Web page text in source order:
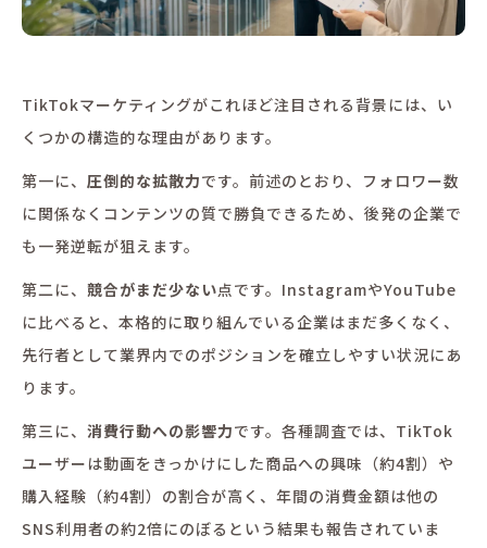
TikTokマーケティングがこれほど注目される背景には、い
くつかの構造的な理由があります。
第一に、 圧倒的な拡散力です。前述のとおり、フォロワー数
に関係なくコンテンツの質で勝負できるため、後発の企業で
も一発逆転が狙えます。
第二に、 競合がまだ少ない点です。InstagramやYouTube
に比べると、本格的に取り組んでいる企業はまだ多くなく、
先行者として業界内でのポジションを確立しやすい状況にあ
ります。
第三に、 消費行動への影響力です。各種調査では、TikTok
ユーザーは動画をきっかけにした商品への興味（約4割）や
購入経験（約4割）の割合が高く、年間の消費金額は他の
SNS利用者の約2倍にのぼるという結果も報告されていま